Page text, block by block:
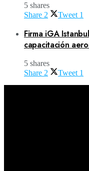
5 shares
Share 2 Tweet 1
Firma iGA
capacitación
5 shares
Share 2 Tweet 1